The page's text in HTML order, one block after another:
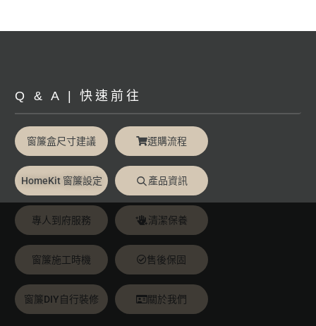
Q & A | 快速前往
窗簾盒尺寸建議 選購流程
HomeKit 窗簾設定 產品資訊
專人到府服務 清潔保養
窗簾施工時機 售後保固
窗簾DIY自行裝修 關於我們